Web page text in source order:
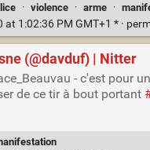
· violence · arme ·
1:02:36 PM GMT+1 * ·
(@davduf) | Nitter
- c'est pour
de ce tir à bout portant